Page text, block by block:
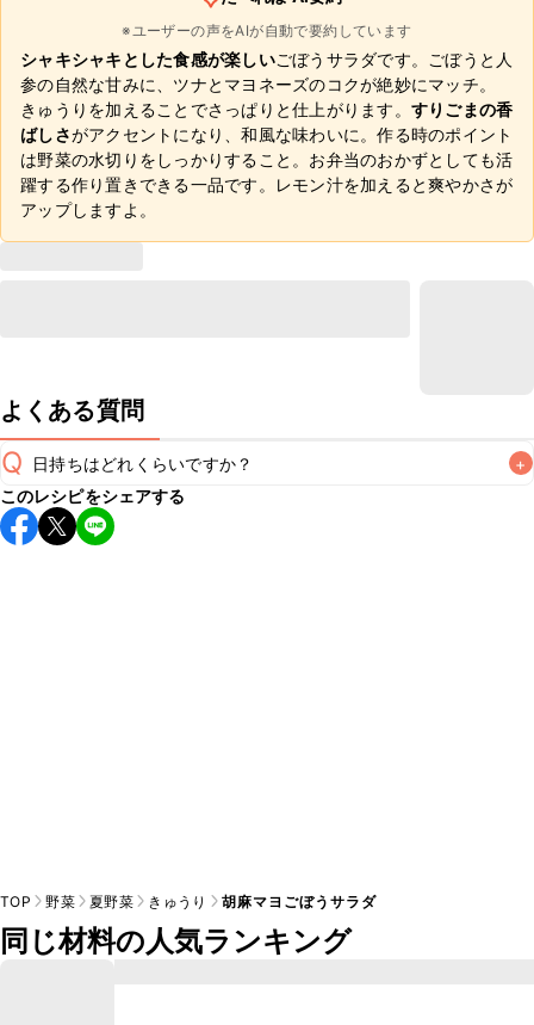
※ユーザーの声をAIが自動で要約しています
シャキシャキとした食感が楽しいごぼうサラダです。ごぼうと人
参の自然な甘みに、ツナとマヨネーズのコクが絶妙にマッチ。
きゅうりを加えることでさっぱりと仕上がります。 すりごまの香
ばしさがアクセントになり、和風な味わいに。作る時のポイント
は野菜の水切りをしっかりすること。お弁当のおかずとしても活
躍する作り置きできる一品です。レモン汁を加えると爽やかさが
アップしますよ。
よくある質問
Q 日持ちはどれくらいですか？ +
保存期間は冷蔵で当日中が目安です。なるべくお早めにお召
し上がりください。
このレシピをシェアする
TOP 野菜 夏野菜 きゅうり 胡麻マヨごぼうサラダ
同じ材料の人気ランキング